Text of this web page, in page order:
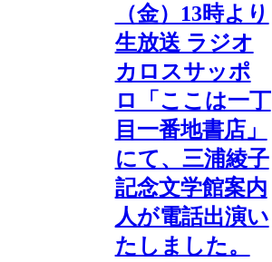
（金）13時より
生放送 ラジオ
カロスサッポ
ロ「ここは一丁
目一番地書店」
にて、三浦綾子
記念文学館案内
人が電話出演い
たしました。